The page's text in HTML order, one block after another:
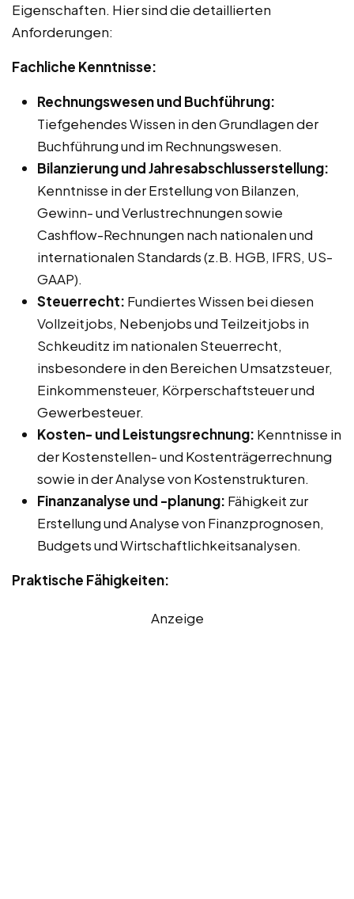
Eigenschaften. Hier sind die detaillierten
Anforderungen:
Fachliche Kenntnisse:
Rechnungswesen und Buchführung:
Tiefgehendes Wissen in den Grundlagen der
Buchführung und im Rechnungswesen.
Bilanzierung und Jahresabschlusserstellung:
Kenntnisse in der Erstellung von Bilanzen,
Gewinn- und Verlustrechnungen sowie
Cashflow-Rechnungen nach nationalen und
internationalen Standards (z.B. HGB, IFRS, US-
GAAP).
Steuerrecht: Fundiertes Wissen bei diesen
Vollzeitjobs, Nebenjobs und Teilzeitjobs in
Schkeuditz im nationalen Steuerrecht,
insbesondere in den Bereichen Umsatzsteuer,
Einkommensteuer, Körperschaftsteuer und
Gewerbesteuer.
Kosten- und Leistungsrechnung: Kenntnisse in
der Kostenstellen- und Kostenträgerrechnung
sowie in der Analyse von Kostenstrukturen.
Finanzanalyse und -planung: Fähigkeit zur
Erstellung und Analyse von Finanzprognosen,
Budgets und Wirtschaftlichkeitsanalysen.
Praktische Fähigkeiten:
Anzeige